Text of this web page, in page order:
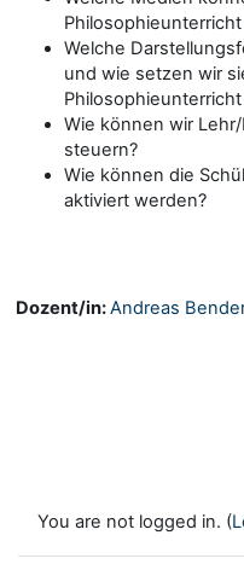
Welche
und wie setzen wir
Philosophieunterricht
Wie können wir
steuern?
Wie können die
aktiviert werden?
Dozent/in:Andreas
You are not logged in. (